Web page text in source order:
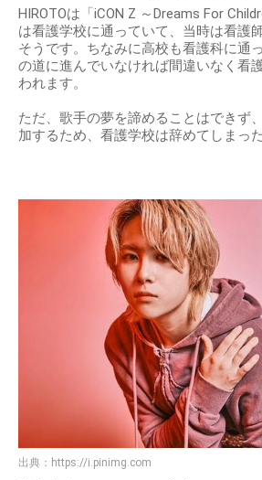
HIROTOは「iCON Z ～Dreams For
は看護学校に通っていて、当時は看護
そうです。ちなみに高校も看護科に通
の道に進んでいなければ間違いなく看
われます。
ただ、歌手の夢を諦めることはできず
加するため、看護学校は辞めてしまっ
出典： https://i.pinimg.com